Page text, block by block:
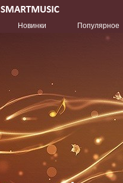
Новинки Популярное